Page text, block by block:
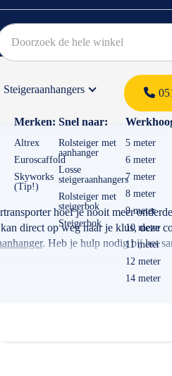
Steigeraanhangers
Merken:
Altrex
Euroscaffold
Skyworks
(Tip!)
Snel naar:
Rolsteiger met
aanhanger
Losse
steigeraanhangers
Rolsteiger met
steigerbok
Steigerbok
5 meter
6 meter
7 meter
8 meter
9 meter
10 meter
11 meter
12 meter
14 meter
hoef je nooit meer
direct op weg naar je klus, deze
. Heb je hulp nodig bij het